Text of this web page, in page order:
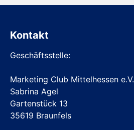
Kontakt
Geschäftsstelle:
Marketing Club Mittelhessen e.V.
Sabrina Agel
Gartenstück 13
35619 Braunfels